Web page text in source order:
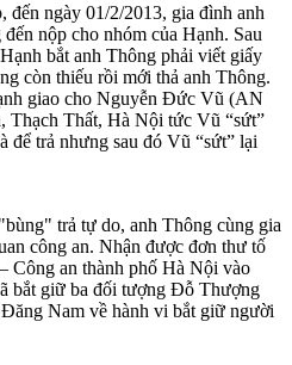
đến ngày 01/2/2013, gia đình anh
nộp cho nhóm của Hạnh. Sau
bắt anh Thông phải viết giấy
còn thiếu rồi mới thả anh Thông.
giao cho Nguyễn Đức Vũ (AN
Thất, Hà Nội tức Vũ “sứt”
để trả nhưng sau đó Vũ “sứt” lại
trả tự do, anh Thông cùng gia
công an. Nhận được đơn thư tố
Công an thành phố Hà Nội vào
bắt giữ ba đối tượng Đỗ Thượng
Nam về hành vi bắt giữ người